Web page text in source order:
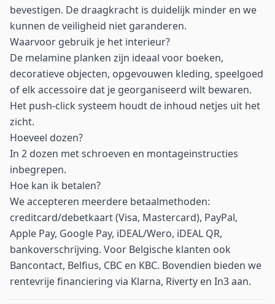
bevestigen. De draagkracht is duidelijk minder en we
kunnen de veiligheid niet garanderen.
Waarvoor gebruik je het interieur?
De melamine planken zijn ideaal voor boeken,
decoratieve objecten, opgevouwen kleding, speelgoed
of elk accessoire dat je georganiseerd wilt bewaren.
Het push-click systeem houdt de inhoud netjes uit het
zicht.
Hoeveel dozen?
In 2 dozen met schroeven en montageinstructies
inbegrepen.
Hoe kan ik betalen?
We accepteren meerdere betaalmethoden:
creditcard/debetkaart (Visa, Mastercard), PayPal,
Apple Pay, Google Pay, iDEAL/Wero, iDEAL QR,
bankoverschrijving. Voor Belgische klanten ook
Bancontact, Belfius, CBC en KBC. Bovendien bieden we
rentevrije financiering via Klarna, Riverty en In3 aan.